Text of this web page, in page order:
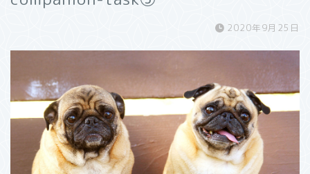
2020年9月25日